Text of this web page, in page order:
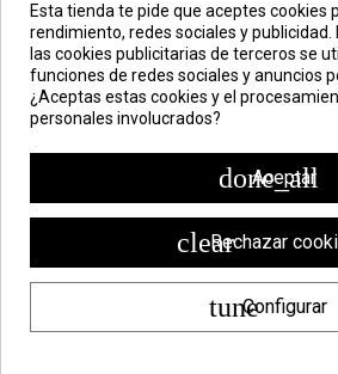
condiciones de uso
Pago seguro
CONTÁCTENOS
CDV - Componentes Diesel Vidal
998 304 695 | 988 338 835
Esta tienda te pide que aceptes cookies
rendimiento, redes sociales y publicidad.
las cookies publicitarias de terceros se
funciones de redes sociales y anuncios
¿Aceptas estas cookies y el
personales involucrados?
done_all
Aceptar
clearRechazar
tuneConfigurar